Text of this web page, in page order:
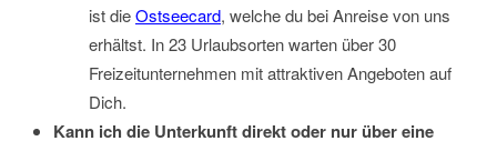
ist dieOstseecard, welche du bei Anreise von uns
erhältst. In 23 Urlaubsorten warten über 30
Freizeitunternehmen mit attraktiven Angeboten auf
Dich.
Kann ich die Unterkunft direkt oder nur über eine